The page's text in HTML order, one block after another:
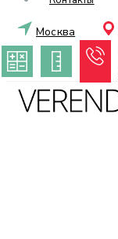
Москва